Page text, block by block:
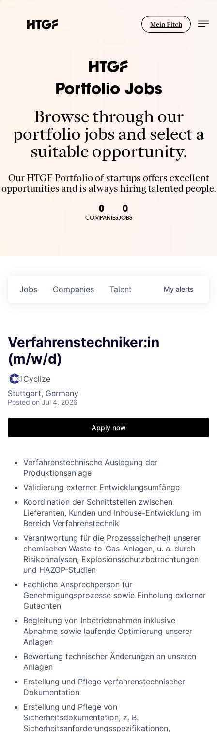
Mein Pitch
Portfolio Jobs
Browse through our
portfolio jobs and select a
suitable opportunity.
Our HTGF Portfolio of startups offers excellent
opportunities and is always hiring talented people.
0
COMPANIES
0
JOBS
Jobs Companies Talent My alerts
Verfahrenstechniker:in
(m/w/d)
Cyclize
Stuttgart, Germany
Posted on Jul 4, 2026
Apply now
Verfahrenstechnische Auslegung der
Produktionsanlage
Validierung externer Entwicklungsumfänge
Koordination der Schnittstellen zwischen
Lieferanten, Kunden und Inhouse-Entwicklung im
Bereich Verfahrenstechnik
Verantwortung für die Prozesssicherheit unserer
chemischen Waste-to-Gas-Anlagen, u. a. durch
Risikoanalysen, Explosionsschutzbetrachtungen
und HAZOP-Studien
Fachliche Ansprechperson für
Genehmigungsprozesse sowie Einholung externer
Gutachten
Begleitung von Inbetriebnahmen inklusive
Abnahme sowie laufende Optimierung unserer
Anlagen
Bewertung technischer Änderungen an unseren
Anlagen
Erstellung und Pflege verfahrenstechnischer
Dokumentation
Erstellung und Pflege von
Sicherheitsdokumentation, z. B.
Sicherheitsanforderungsspezifikationen,